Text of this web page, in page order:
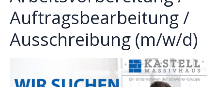
Auftragsbearbeitung /
Ausschreibung (m/w/d)